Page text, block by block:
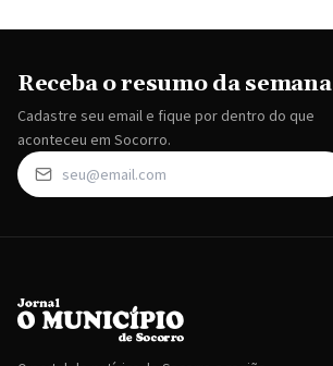
Receba o resumo da semana
Cadastre seu email e fique por dentro do que
aconteceu em Socorro.